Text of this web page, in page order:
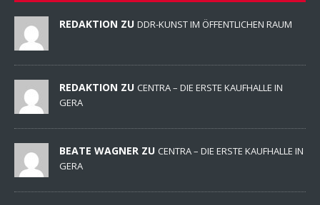
REDAKTION ZU DDR-KUNST IM ÖFFENTLICHEN RAUM
REDAKTION ZU CENTRA – DIE ERSTE KAUFHALLE IN
GERA
BEATE WAGNER ZU CENTRA – DIE ERSTE KAUFHALLE IN
GERA